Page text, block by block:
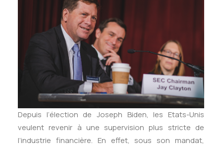
Depuis l’élection de Joseph Biden, les Etats-Unis
veulent revenir à une supervision plus stricte de
l’industrie financière. En effet, sous son mandat,